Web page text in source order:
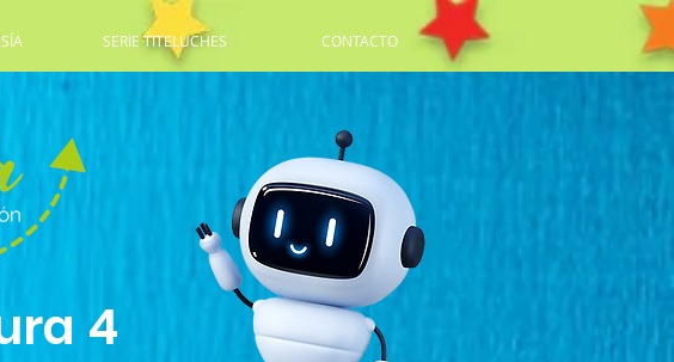
SERIE TITELUCHES CONTACTO
4